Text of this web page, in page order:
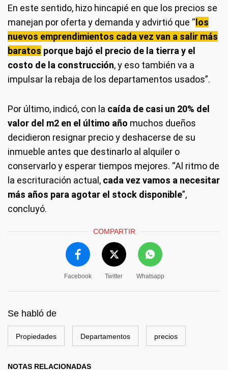
En este sentido, hizo hincapié en que los precios se
manejan por oferta y demanda y advirtió que “ los
nuevos emprendimientos cada vez van a salir más
baratos porque bajó el precio de la tierra y el
costo de la construcción, y eso también va a
impulsar la rebaja de los departamentos usados”.
Por último, indicó, con la caída de casi un 20% del
valor del m2 en el último año muchos dueños
decidieron resignar precio y deshacerse de su
inmueble antes que destinarlo al alquiler o
conservarlo y esperar tiempos mejores. “Al ritmo de
la escrituración actual, cada vez vamos a necesitar
más años para agotar el stock disponible”,
concluyó.
COMPARTIR
Facebook Twitter Whatsapp
Se habló de
Propiedades Departamentos precios
NOTAS RELACIONADAS